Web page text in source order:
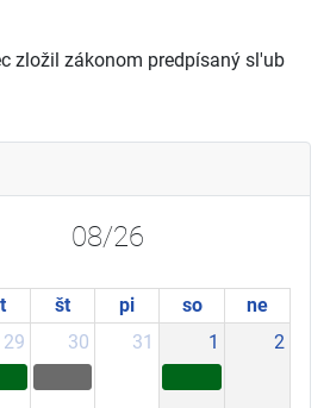
zložil zákonom predpísaný sl'ub
08/26
št pi so
ne
29 30 31 1 2